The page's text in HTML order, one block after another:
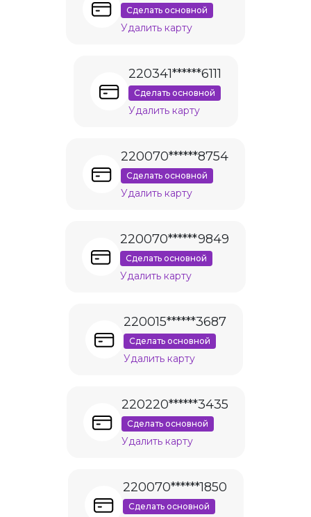
Сделать основной
Удалить карту
220341******6111
Сделать основной
Удалить карту
220070******8754
Сделать основной
Удалить карту
220070******9849
Сделать основной
Удалить карту
220015******3687
Сделать основной
Удалить карту
220220******3435
Сделать основной
Удалить карту
220070******1850
Сделать основной